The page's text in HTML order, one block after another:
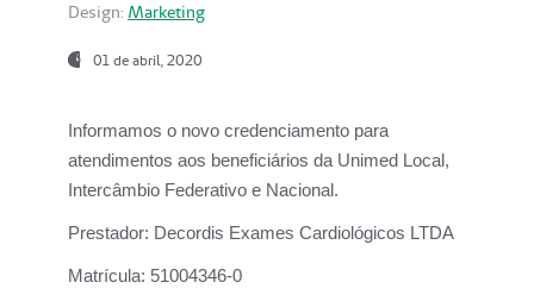
Design: Marketing
01 de abril, 2020
Informamos o novo credenciamento para
atendimentos aos beneficiários da Unimed Local,
Intercâmbio Federativo e Nacional.
Prestador: Decordis Exames Cardiológicos LTDA
Matrícula: 51004346-0